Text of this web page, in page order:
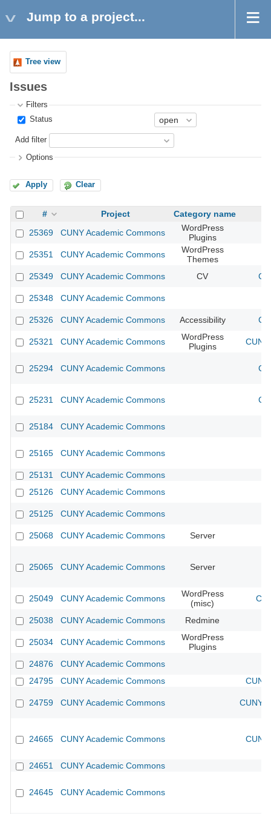
Jump to a project...
Tree view
Issues
Filters
Status
Add filter
Options
Apply Clear
# Project
Category name
25369
CUNY Academic Commons
WordPress
Plugins
25351
CUNY Academic Commons
WordPress
Themes
25349
CUNY Academic Commons CV
25348 CUNY Academic Commons
25326 CUNY Academic Commons Accessibility
25321 CUNY Academic Commons
WordPress
Plugins
25294 CUNY Academic Commons
25231 CUNY Academic Commons
25184 CUNY Academic Commons
25165 CUNY Academic Commons
25131
CUNY Academic Commons
25126
CUNY Academic Commons
25125 CUNY Academic Commons
25068 CUNY Academic Commons Server
25065 CUNY Academic Commons Server
25049 CUNY Academic Commons
WordPress
(misc)
25038 CUNY Academic Commons Redmine
25034 CUNY Academic Commons
WordPress
Plugins
24876
CUNY Academic Commons
24795
CUNY Academic Commons
24759 CUNY Academic Commons CUNY
24665 CUNY Academic Commons
24651 CUNY Academic Commons
24645 CUNY Academic Commons